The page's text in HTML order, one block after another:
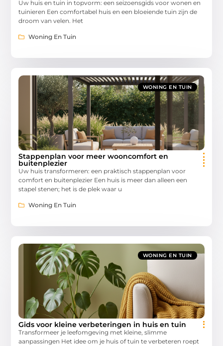
Uw huis en tuin in topvorm: een seizoensgids voor wonen en
tuinieren Een comfortabel huis en een bloeiende tuin zijn de
droom van velen. Het
Woning En Tuin
WONING EN TUIN
Stappenplan voor meer wooncomfort en
buitenplezier
Uw huis transformeren: een praktisch stappenplan voor
comfort en buitenplezier Een huis is meer dan alleen een
stapel stenen; het is de plek waar u
Woning En Tuin
WONING EN TUIN
Gids voor kleine verbeteringen in huis en tuin
Transformeer je leefomgeving met kleine, slimme
aanpassingen Het idee om je huis of tuin te verbeteren roept